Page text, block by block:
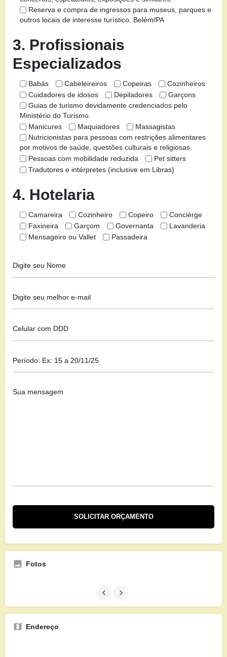
Reserva e compra de ingressos para museus, parques e
outros locais de interesse turístico. Belém/PA
3. Profissionais
Especializados
Babás Cabeleireiros Copeiras
Cozinheiros
Cuidadores de idosos
Depiladores
Garçons
Guias de turismo devidamente credenciados pelo
Ministério do Turismo.
Manicures
Maquiadores
Massagistas
Nutricionistas para pessoas com restrições alimentares
por motivos de saúde, questões culturais e religiosas.
Pessoas com mobilidade reduzida
Pet sitters
Tradutores e intérpretes (inclusive em Libras)
4. Hotelaria
Camareira Cozinheiro Copeiro
Concièrge
Faxineira
Garçom Governanta
Lavanderia
Mensageiro ou Vallet
Passadeira
Fotos
Endereço